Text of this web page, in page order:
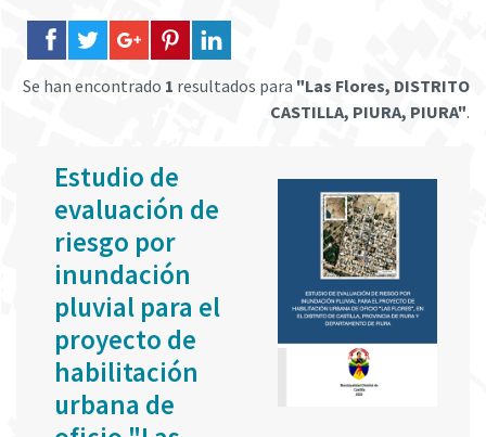
Se han encontrado 1 resultados para "Las Flores, DISTRITO
CASTILLA, PIURA, PIURA".
Estudio de
evaluación de
riesgo por
inundación
pluvial para el
proyecto de
habilitación
urbana de